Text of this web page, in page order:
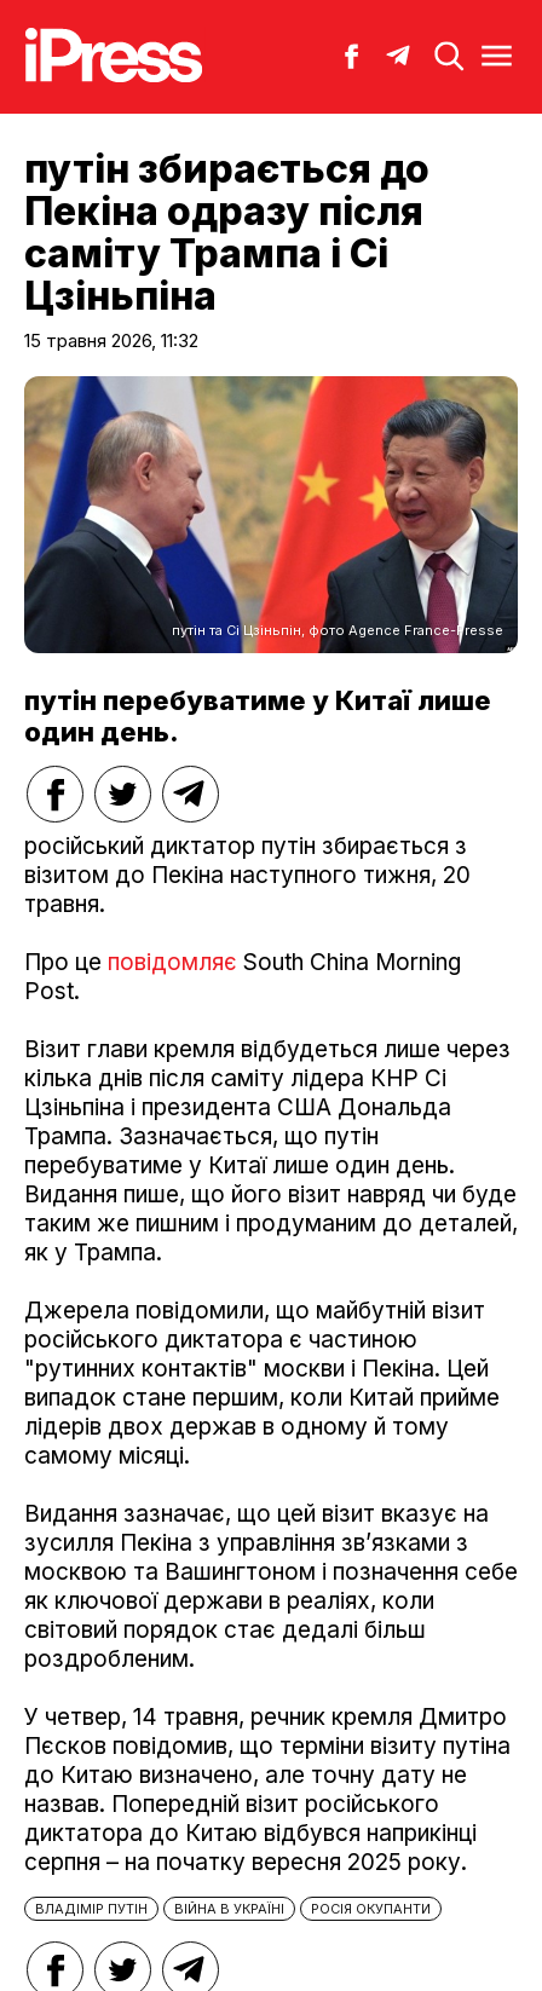
путін збирається до
Пекіна одразу після
саміту Трампа і Сі
Цзіньпіна
15 травня 2026, 11:32
путін та Сі Цзіньпін, фото Agence France-Presse
путін перебуватиме у Китаї лише
один день.
російський диктатор путін збирається з
візитом до Пекіна наступного тижня, 20
травня.
Про це повідомляє South China Morning
Post.
Візит глави кремля відбудеться лише через
кілька днів після саміту лідера КНР Сі
Цзіньпіна і президента США Дональда
Трампа. Зазначається, що путін
перебуватиме у Китаї лише один день.
Видання пише, що його візит навряд чи буде
таким же пишним і продуманим до деталей,
як у Трампа.
Джерела повідомили, що майбутній візит
російського диктатора є частиною
"рутинних контактів" москви і Пекіна. Цей
випадок стане першим, коли Китай прийме
лідерів двох держав в одному й тому
самому місяці.
Видання зазначає, що цей візит вказує на
зусилля Пекіна з управління зв’язками з
москвою та Вашингтоном і позначення себе
як ключової держави в реаліях, коли
світовий порядок стає дедалі більш
роздробленим.
У четвер, 14 травня, речник кремля Дмитро
Пєсков повідомив, що терміни візиту путіна
до Китаю визначено, але точну дату не
назвав. Попередній візит російського
диктатора до Китаю відбувся наприкінці
серпня – на початку вересня 2025 року.
ВЛАДІМІР ПУТІН ВІЙНА В УКРАЇНІ РОСІЯ ОКУПАНТИ